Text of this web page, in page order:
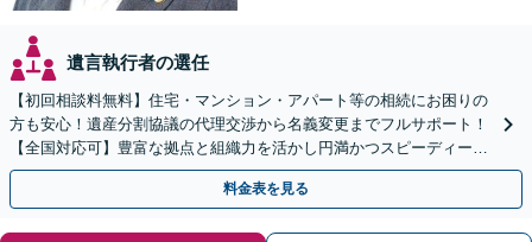
遺言執行者の選任
【初回相談料無料】住宅・マンション・アパート等の相続にお困りの
方も安心！遺産分割協議の代理交渉から名義変更までフルサポート！
【全国対応可】豊富な拠点と組織力を活かし円満かつスピーディーに
相続手続きをお手伝いします【取扱い実績2000件以上】
料金表を見る